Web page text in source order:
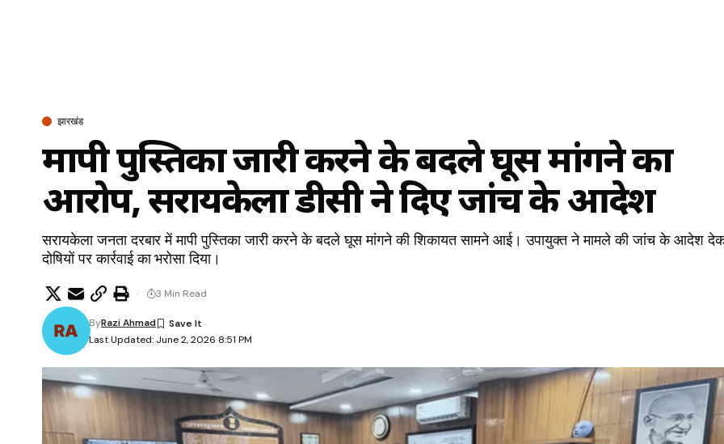
झारखंड
मापी पुस्तिका जारी करने के बदले घूस मांगने का
आरोप, सरायकेला डीसी ने दिए जांच के आदेश
सरायकेला जनता दरबार में मापी पुस्तिका जारी करने के बदले घूस मांगने की शिकायत सामने आई। उपायुक्त ने मामले की जांच के आदेश
दोषियों पर कार्रवाई का भरोसा दिया।
Last Updated: June 2, 2026 8:51 PM
ByRazi Ahmad
3 Min Read